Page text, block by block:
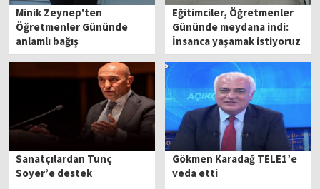
Minik Zeynep'ten
Öğretmenler Gününde
anlamlı bağış
Eğitimciler, Öğretmenler
Gününde meydana indi:
İnsanca yaşamak istiyoruz
Sanatçılardan Tunç
Soyer’e destek
Gökmen Karadağ TELE1’e
veda etti